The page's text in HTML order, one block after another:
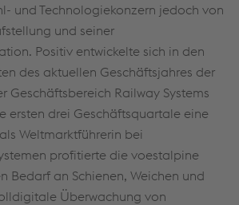
und Technologiekonzern jedoch von
und seiner
Positiv entwickelte sich in den
des aktuellen Geschäftsjahres der
Geschäftsbereich Railway Systems
ersten drei Geschäftsquartale eine
Weltmarktführerin bei
profitierte die voestalpine
Bedarf an Schienen, Weichen und
Überwachung von